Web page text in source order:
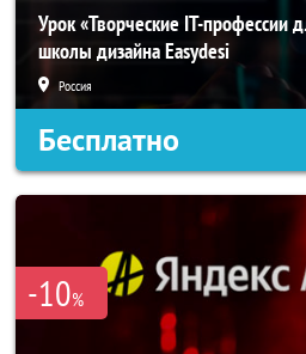
Урок «Творческие IT-профессии
школы дизайна Easydesi
Россия
Бесплатно
-10%